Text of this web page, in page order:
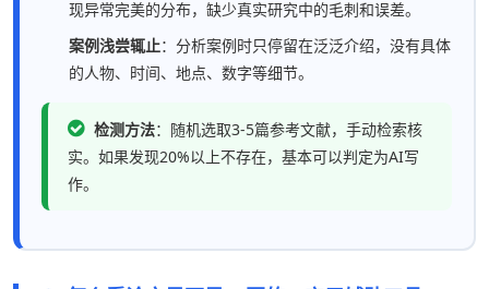
现异常完美的分布，缺少真实研究中的毛刺和误差。
案例浅尝辄止：分析案例时只停留在泛泛介绍，没有具体
的人物、时间、地点、数字等细节。
检测方法：随机选取3-5篇参考文献，手动检索核
实。如果发现20%以上不存在，基本可以判定为AI写
作。